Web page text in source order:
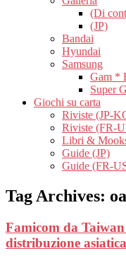
(Di
(JP)
Bandai
Hyundai
Samsung
Gam *
Super
Giochi su carta
Riviste (JP-
Riviste (FR-
Libri &
Guide (JP)
Guide (FR-
Tag Archives:
Famicom da
distribuzione